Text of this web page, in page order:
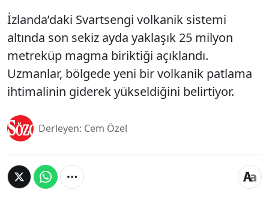
İzlanda’daki Svartsengi volkanik sistemi
altında son sekiz ayda yaklaşık 25 milyon
metreküp magma biriktiği açıklandı.
Uzmanlar, bölgede yeni bir volkanik patlama
ihtimalinin giderek yükseldiğini belirtiyor.
Derleyen: Cem Özel